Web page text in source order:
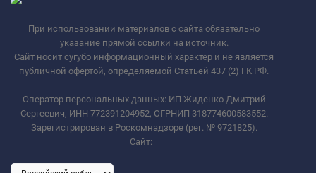
При использовании материалов с сайта обязательно
указание прямой ссылки на источник.
Сайт носит сугубо информационный характер и не является
публичной офертой, определяемой Статьей 437 (2) ГК РФ.
Оператор персональных данных: ИП Жиденко Дмитрий
Сергеевич, ИНН 772391204952, ОГРНИП 318774600583552.
Зарегистрирован в Роскомнадзоре (рег. № 9721825).
Сайт: